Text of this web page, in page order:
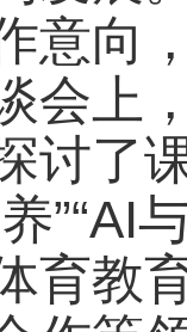
意向
会上
讨了
育教